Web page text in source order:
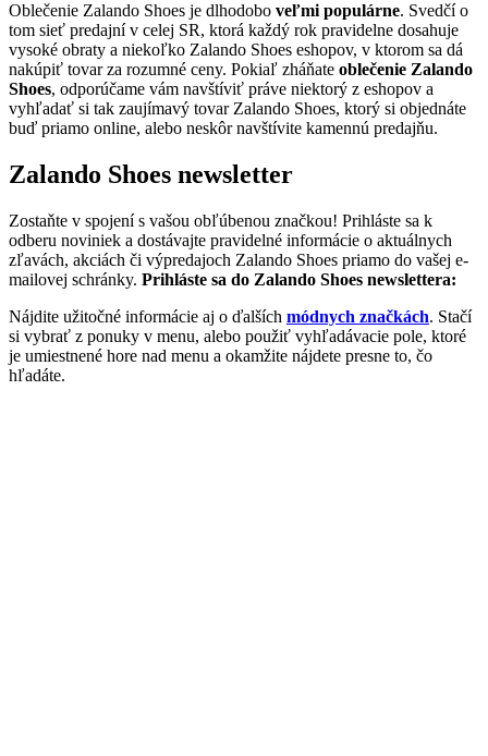
Oblečenie Zalando Shoes je dlhodobo veľmi populárne. Svedčí o
tom sieť predajní v celej SR, ktorá každý rok pravidelne dosahuje
vysoké obraty a niekoľko Zalando Shoes eshopov, v ktorom sa dá
nakúpiť tovar za rozumné ceny. Pokiaľ zháňate oblečenie Zalando
Shoes, odporúčame vám navštíviť práve niektorý z eshopov a
vyhľadať si tak zaujímavý tovar Zalando Shoes, ktorý si objednáte
buď priamo online, alebo neskôr navštívite kamennú predajňu.
Zalando Shoes newsletter
Zostaňte v spojení s vašou obľúbenou značkou! Prihláste sa k
odberu noviniek a dostávajte pravidelné informácie o aktuálnych
zľavách, akciách či výpredajoch Zalando Shoes priamo do vašej e-
mailovej schránky. Prihláste sa do Zalando Shoes newslettera:
Nájdite užitočné informácie aj o ďalších módnych značkách. Stačí
si vybrať z ponuky v menu, alebo použiť vyhľadávacie pole, ktoré
je umiestnené hore nad menu a okamžite nájdete presne to, čo
hľadáte.